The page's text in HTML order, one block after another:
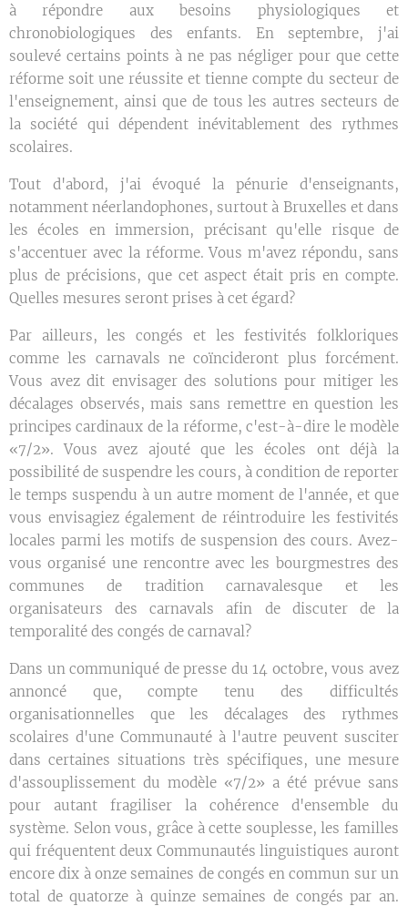
à répondre aux besoins physiologiques et
chronobiologiques des enfants. En septembre, j'ai
soulevé certains points à ne pas négliger pour que cette
réforme soit une réussite et tienne compte du secteur de
l'enseignement, ainsi que de tous les autres secteurs de
la société qui dépendent inévitablement des rythmes
scolaires.
Tout d'abord, j'ai évoqué la pénurie d'enseignants,
notamment néerlandophones, surtout à Bruxelles et dans
les écoles en immersion, précisant qu'elle risque de
s'accentuer avec la réforme. Vous m'avez répondu, sans
plus de précisions, que cet aspect était pris en compte.
Quelles mesures seront prises à cet égard?
Par ailleurs, les congés et les festivités folkloriques
comme les carnavals ne coïncideront plus forcément.
Vous avez dit envisager des solutions pour mitiger les
décalages observés, mais sans remettre en question les
principes cardinaux de la réforme, c'est-à-dire le modèle
«7/2». Vous avez ajouté que les écoles ont déjà la
possibilité de suspendre les cours, à condition de reporter
le temps suspendu à un autre moment de l'année, et que
vous envisagiez également de réintroduire les festivités
locales parmi les motifs de suspension des cours. Avez-
vous organisé une rencontre avec les bourgmestres des
communes de tradition carnavalesque et les
organisateurs des carnavals afin de discuter de la
temporalité des congés de carnaval?
Dans un communiqué de presse du 14 octobre, vous avez
annoncé que, compte tenu des difficultés
organisationnelles que les décalages des rythmes
scolaires d'une Communauté à l'autre peuvent susciter
dans certaines situations très spécifiques, une mesure
d'assouplissement du modèle «7/2» a été prévue sans
pour autant fragiliser la cohérence d'ensemble du
système. Selon vous, grâce à cette souplesse, les familles
qui fréquentent deux Communautés linguistiques auront
encore dix à onze semaines de congés en commun sur un
total de quatorze à quinze semaines de congés par an.